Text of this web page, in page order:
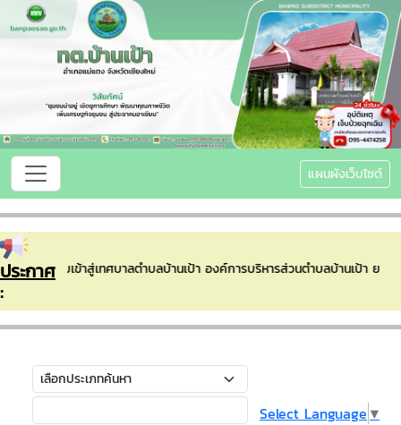
แผนผังเว็บไซต์
ประกาศ
:
ยินดีต้อนรับเข้าสู่เทศบาลตำบลบ้านเป้า องค์การบริหารส่วนตำบลบ้านเป้า ยก
Select Language ▼